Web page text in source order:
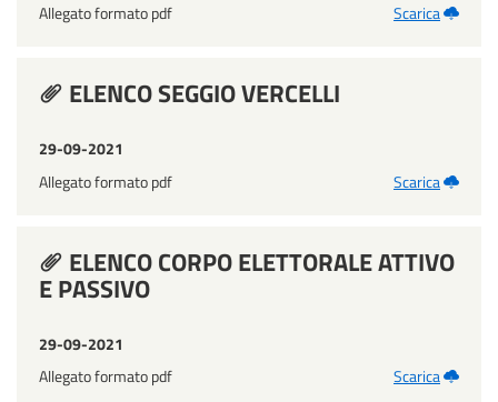
Allegato formato pdf
Scarica
ELENCO SEGGIO VERCELLI
29-09-2021
Allegato formato pdf
Scarica
ELENCO CORPO ELETTORALE ATTIVO
E PASSIVO
29-09-2021
Allegato formato pdf
Scarica